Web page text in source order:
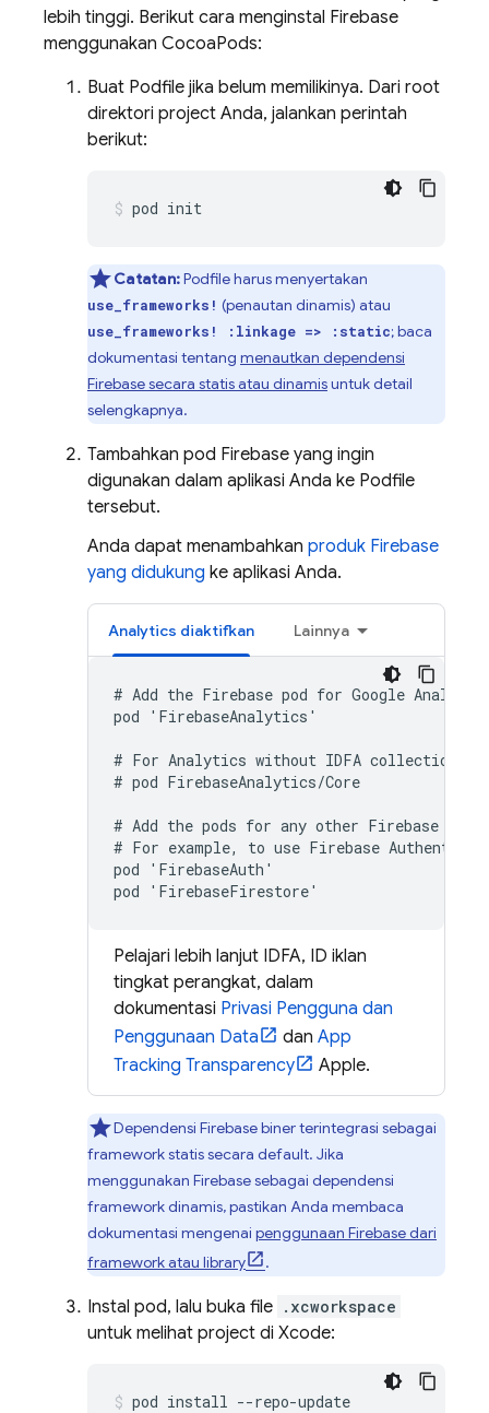
lebih tinggi. Berikut cara menginstal Firebase
menggunakan CocoaPods:
Buat Podfile jika belum memilikinya. Dari root
direktori project Anda, jalankan perintah
berikut:
pod init
Catatan:Podfile harus menyertakan
use_frameworks! (penautan dinamis) atau
use_frameworks! :linkage => :static; baca
dokumentasi tentang menautkan dependensi
Firebase secara statis atau dinamisuntuk detail
selengkapnya.
Tambahkan pod Firebase yang ingin
digunakan dalam aplikasi Anda ke Podfile
tersebut.
Anda dapat menambahkan produk Firebase
yang didukung ke aplikasi Anda.
Analytics diaktifkan Lainnya
# Add the Firebase pod for Google
pod 'FirebaseAnalytics'
# For Analytics without IDFA collection
# pod FirebaseAnalytics/Core
# Add the pods for any other Firebase
# For example, to use Firebase
pod 'FirebaseAuth'
pod 'FirebaseFirestore'
Pelajari lebih lanjut IDFA, ID iklan
tingkat perangkat, dalam
dokumentasi Privasi Pengguna dan
Penggunaan Data
dan App
Tracking Transparency
Apple.
Dependensi Firebase biner terintegrasi sebagai
framework statis secara default. Jika
menggunakan Firebase sebagai dependensi
framework dinamis, pastikan Anda membaca
dokumentasi mengenai penggunaan Firebase dari
framework atau library
.
Instal pod, lalu buka file .xcworkspace
untuk melihat project di Xcode:
pod install --repo-update